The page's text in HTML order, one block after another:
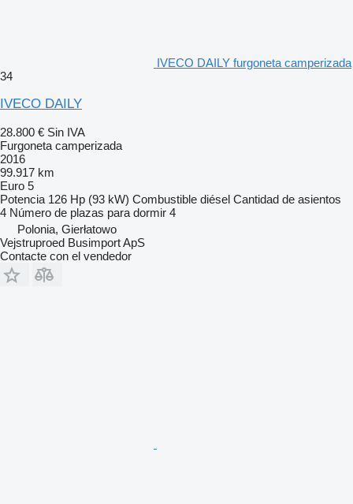
IVECO DAILY furgoneta camperizada
34
IVECO DAILY
28.800 € Sin IVA
Furgoneta camperizada
2016
99.917 km
Euro 5
Potencia 126 Hp (93 kW) Combustible diésel Cantidad de asientos
4 Número de plazas para dormir 4
Polonia, Gierłatowo
Vejstruproed Busimport ApS
Contacte con el vendedor